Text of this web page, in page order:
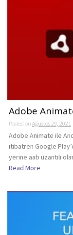
Adobe
Posted on Ağustos 29, 2021
Adobe Animate ile
itibatren Google
yerine aab uzantılı
Read More